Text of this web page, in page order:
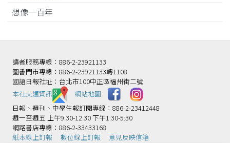
想像一百年
讀者服務專線：886-2-23921133
圖書門市專線：886-2-23921133轉1108
國語日報社址：台北市100中正區福州街二號
本社交通資訊️
網站地圖
日報、週刊、中學生報訂閱專線：886-2-23412448
週一至週五 上午9:30-12:30 下午1:30-5:30
網路書店專線：886-2-33433168
紙本線上訂報
數位線上訂報
意見反映信箱